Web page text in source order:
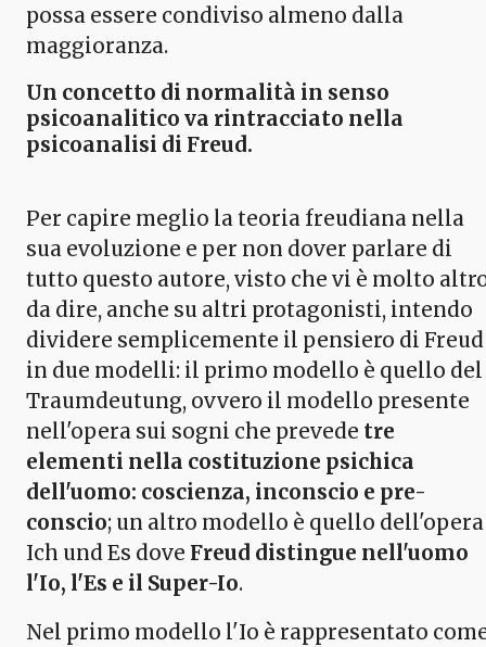
possa essere condiviso almeno dalla
maggioranza.
Un concetto di normalità in senso
psicoanalitico va rintracciato nella
psicoanalisi di Freud.
Per capire meglio la teoria freudiana nella
sua evoluzione e per non dover parlare di
tutto questo autore, visto che vi è molto
da dire, anche su altri protagonisti, intendo
dividere semplicemente il pensiero di Freud
in due modelli: il primo modello è quello del
Traumdeutung, ovvero il modello presente
nell'opera sui sogni che prevede tre
elementi nella costituzione psichica
dell'uomo: coscienza, inconscio e pre-
conscio; un altro modello è quello dell'opera
Ich und Es dove Freud distingue nell'uomo
l'Io, l'Es e il Super-Io.
Nel primo modello l'Io è rappresentato